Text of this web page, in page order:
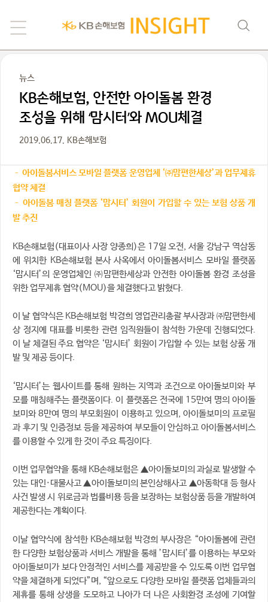
뉴스
KB손해보험, 안전한 아이돌봄 환경
조성을 위해 ‘맘시터’와 MOU체결
2019.06.17. KB손해보험
– 아이돌봄서비스 모바일 플랫폼 운영업체 ‘㈜맘편한세상’과 업무제휴
협약 체결
– 아이돌봄 매칭 플랫폼 ‘맘시터’ 회원이 가입할 수 있는 보험 상품 개
발 추진
KB손해보험(대표이사 사장 양종희)은 17일 오전, 서울 강남구 역삼동
에 위치한 KB손해보험 본사 사옥에서 아이돌봄서비스 모바일 플랫폼
‘맘시터’의 운영업체인 ㈜맘편한세상과 안전한 아이돌봄 환경 조성을
위한 업무제휴 협약(MOU)을 체결했다고 밝혔다.
이 날 협약식은 KB손해보험 박경희 영업관리총괄 부사장과 ㈜맘편한세
상 정지예 대표를 비롯한 관련 임직원들이 참석한 가운데 진행되었다.
이 날 체결된 주요 협약은 ‘맘시터’ 회원이 가입할 수 있는 보험 상품 개
발 및 제공 등이다.
‘맘시터’는 웹사이트를 통해 원하는 지역과 조건으로 아이돌보미와 부
모를 매칭해주는 플랫폼이다. 이 플랫폼은 전국에 15만여 명의 아이돌
보미와 8만여 명의 부모회원이 이용하고 있으며, 아이돌보미의 프로필
과 후기 및 인증정보 등을 제공하여 부모들이 안심하고 아이돌봄서비스
를 이용할 수 있게 한 것이 주요 특징이다.
이번 업무협약을 통해 KB손해보험은 ▲아이돌보미의 과실로 발생할 수
있는 대인·대물사고 ▲아이돌보미의 본인상해사고 ▲아동학대 등 형사
사건 발생 시 위로금과 법률비용 등을 보장하는 보험상품 등을 개발하여
제공한다는 계획이다.
이날 협약식에 참석한 KB손해보험 박경희 부사장은 “아이돌봄에 관련
한 다양한 보험상품과 서비스 개발을 통해 ’맘시터’를 이용하는 부모와
아이돌보미가 보다 안정적인 서비스를 제공받을 수 있도록 이번 업무협
약을 체결하게 되었다”며, “앞으로도 다양한 모바일 플랫폼 업체들과의
제휴를 통해 상생을 도모하고 나아가 더 나은 사회환경 조성에 기여할